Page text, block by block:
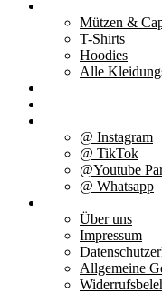
Mützen &
T-Shirts
Hoodies
Alle
@ Instagram
@ TikTok
@Youtube
@ Whatsapp
Über uns
Impressum
Allgemeine